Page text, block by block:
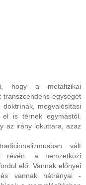
hogy a metafizikai
egységét
megvalósítási
is térnek egymástól.
az irány lokuttara, azaz
vált
révén, a nemzetközi
elő. Vannak előnyei
vannak hátrányai -